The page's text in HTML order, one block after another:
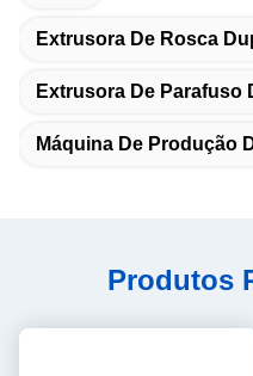
Extrusora De Rosca
Extrusora De Parafuso
Máquina De Produção
Produtos